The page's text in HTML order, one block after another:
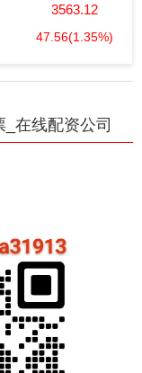
3563.12
47.56(1.35%)
在线配资公司